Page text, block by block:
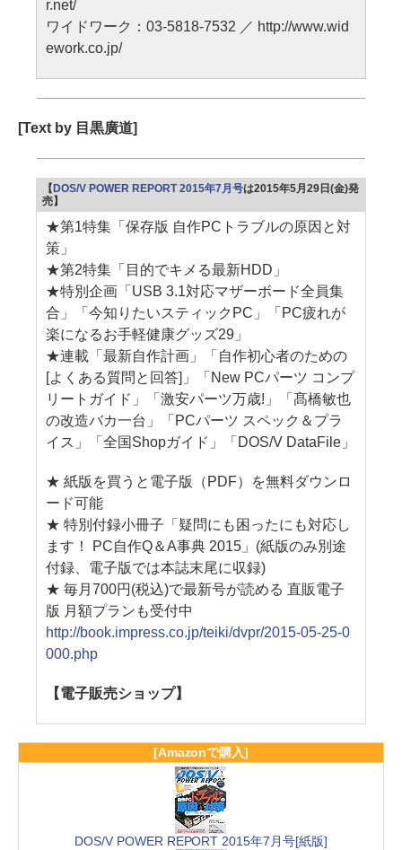
r.net/
ワイドワーク：03-5818-7532 ／ http://www.wid
ework.co.jp/
[Text by 目黒廣道]
【 DOS/V POWER REPORT 2015年7月号は2015年5月29日(金)発
売】
★第1特集「保存版 自作PCトラブルの原因と対
策」
★第2特集「目的でキメる最新HDD」
★特別企画「USB 3.1対応マザーボード全員集
合」「今知りたいスティックPC」「PC疲れが
楽になるお手軽健康グッズ29」
★連載「最新自作計画」「自作初心者のための
[よくある質問と回答]」「New PCパーツ コンプ
リートガイド」「激安パーツ万歳!」「髙橋敏也
の改造バカ一台」「PCパーツ スペック＆プラ
イス」「全国Shopガイド」「DOS/V DataFile」
★ 紙版を買うと電子版（PDF）を無料ダウンロ
ード可能
★ 特別付録小冊子「疑問にも困ったにも対応し
ます！ PC自作Q＆A事典 2015」(紙版のみ別途
付録、電子版では本誌末尾に収録)
★ 毎月700円(税込)で最新号が読める 直販電子
版 月額プランも受付中
http://book.impress.co.jp/teiki/dvpr/2015-05-25-0
000.php
【電子販売ショップ】
[Amazonで購入]
DOS/V POWER REPORT 2015年7月号[紙版]